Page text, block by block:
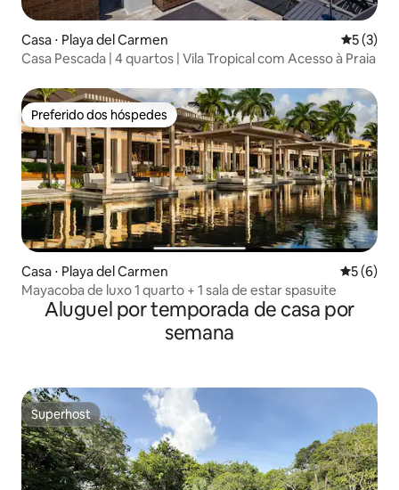
Casa ⋅ Playa del Carmen 5 de
5 (3)
Casa Pescada | 4 quartos | Vila Tropical com Acesso à Praia
Preferido dos hóspedes
Preferido dos hóspedes
Casa ⋅ Playa del Carmen 5 de
5 (6)
Mayacoba de luxo 1 quarto + 1 sala de estar spasuite
Aluguel por temporada de casa por
semana
Superhost
Superhost